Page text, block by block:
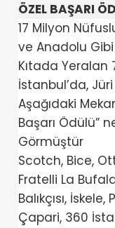
ÖZEL BAŞARI
17 Milyon
ve Anadolu Gibi
Kıtada Yeralan
İstanbul’da,
Aşağıdaki
Başarı Ödülü”
Görmüştür
Scotch, Bice,
Fratelli La
Balıkçısı, İskele,
Çapari, 360